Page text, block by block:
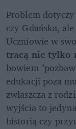
Problem
czy Gdańska,
Uczniowie w
tracą nie tylko
bowiem
edukacji poza
zwłaszcza z
wyjścia to
historią czy